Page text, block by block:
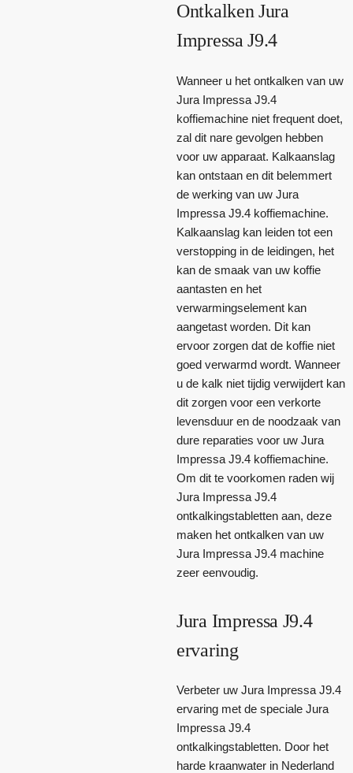
Ontkalken Jura
Impressa J9.4
Wanneer u het ontkalken van uw
Jura Impressa J9.4
koffiemachine niet frequent doet,
zal dit nare gevolgen hebben
voor uw apparaat. Kalkaanslag
kan ontstaan en dit belemmert
de werking van uw Jura
Impressa J9.4 koffiemachine.
Kalkaanslag kan leiden tot een
verstopping in de leidingen, het
kan de smaak van uw koffie
aantasten en het
verwarmingselement kan
aangetast worden. Dit kan
ervoor zorgen dat de koffie niet
goed verwarmd wordt. Wanneer
u de kalk niet tijdig verwijdert kan
dit zorgen voor een verkorte
levensduur en de noodzaak van
dure reparaties voor uw Jura
Impressa J9.4 koffiemachine.
Om dit te voorkomen raden wij
Jura Impressa J9.4
ontkalkingstabletten aan, deze
maken het ontkalken van uw
Jura Impressa J9.4 machine
zeer eenvoudig.
Jura Impressa J9.4
ervaring
Verbeter uw Jura Impressa J9.4
ervaring met de speciale Jura
Impressa J9.4
ontkalkingstabletten. Door het
harde kraanwater in Nederland